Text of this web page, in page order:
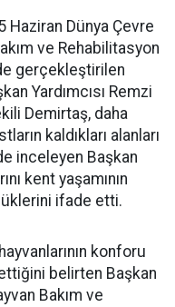
Haziran Dünya Çevre
ve Rehabilitasyon
gerçekleştirilen
Yardımcısı Remzi
Demirtaş, daha
kaldıkları alanları
inceleyen Başkan
kent yaşamının
ifade etti.
konforu
belirten Başkan
Bakım ve